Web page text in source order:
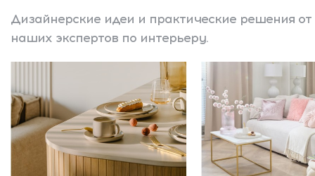
Дизайнерские идеи и практические решения от
наших экспертов по интерьеру.